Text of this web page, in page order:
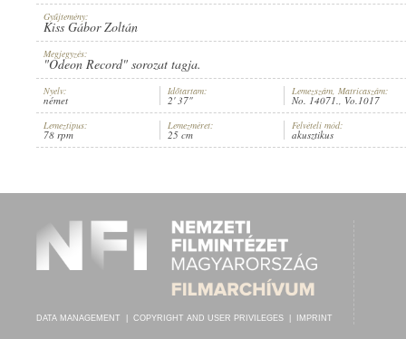
ARTIST: ISMERETLEN SZÍNÉSZEK,TUPFENTALER BAUERNMUSIK
RECORD NUMBER:
Gyűjtemény:
Kiss Gábor Zoltán
Megjegyzés:
"Odeon Record" sorozat tagja.
Nyelv:
német
Időtartam:
2' 37"
Lemezszám, Matricaszám:
No. 14071., Vo.1017
Lemeztípus:
78 rpm
Lemezméret:
25 cm
Felvételi mód:
akusztikus
DATA MANAGEMENT COPYRIGHT AND USER PRIVILEGES IMPRINT